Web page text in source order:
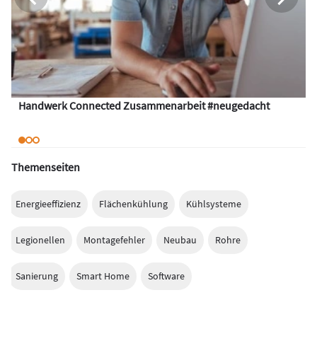
Handwerk Connected Zusammenarbeit #neugedacht
Themenseiten
Energieeffizienz Flächenkühlung Kühlsysteme
Legionellen Montagefehler Neubau Rohre
Sanierung Smart Home Software